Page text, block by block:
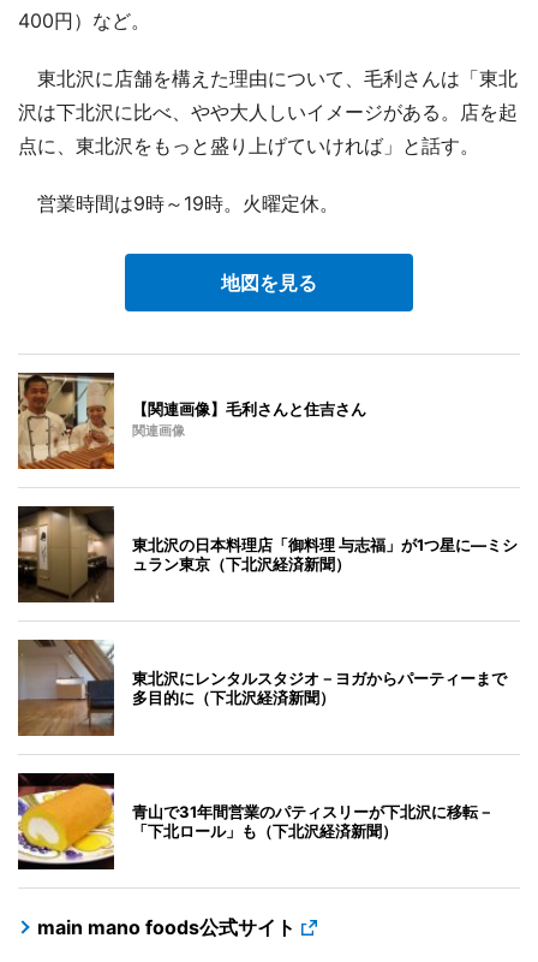
400円）など。
東北沢に店舗を構えた理由について、毛利さんは「東北
沢は下北沢に比べ、やや大人しいイメージがある。店を起
点に、東北沢をもっと盛り上げていければ」と話す。
営業時間は9時～19時。火曜定休。
地図を見る
【関連画像】毛利さんと住吉さん
関連画像
東北沢の日本料理店「御料理 与志福」が1つ星に―ミシ
ュラン東京（下北沢経済新聞）
東北沢にレンタルスタジオ－ヨガからパーティーまで
多目的に（下北沢経済新聞）
青山で31年間営業のパティスリーが下北沢に移転－
「下北ロール」も（下北沢経済新聞）
main mano foods公式サイト